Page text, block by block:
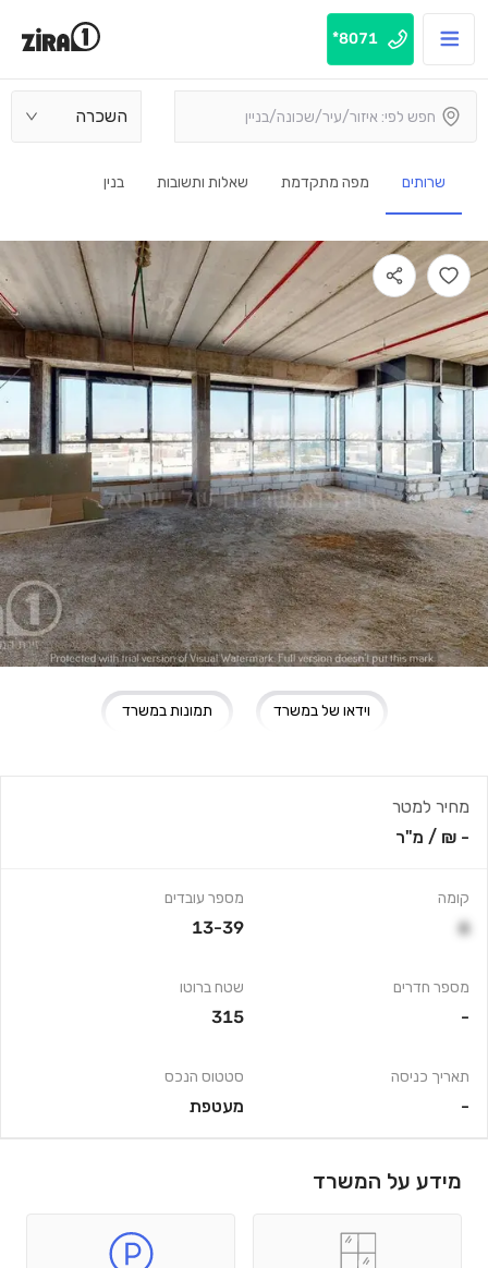
8071*
השכרה
שרותים מפה מתקדמת שאלות ותשובות בנין
תמונות במשרד וידאו של במשרד
מחיר למטר
- ₪
/ מ"ר
קומה
6
מספר חדרים
-
תאריך כניסה
-
מספר עובדים
13-39
שטח ברוטו
315
סטטוס הנכס
מעטפת
מידע על המשרד